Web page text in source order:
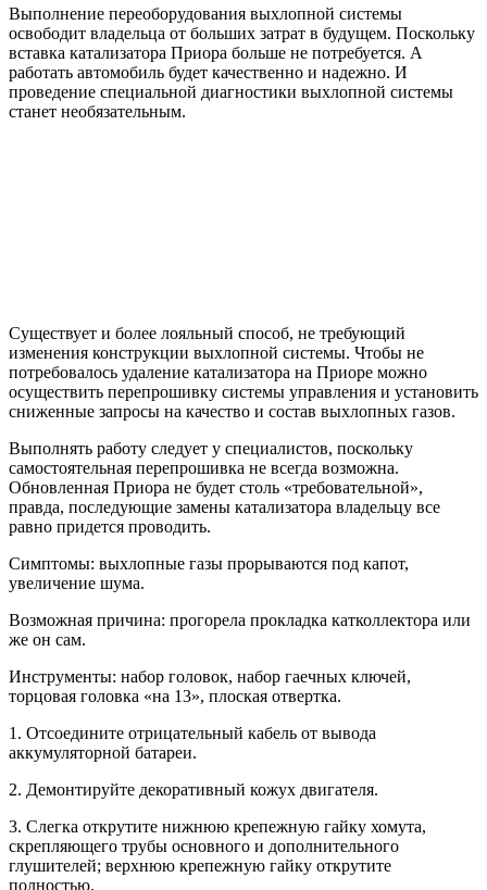
Выполнение переоборудования выхлопной системы
освободит владельца от больших затрат в будущем. Поскольку
вставка катализатора Приора больше не потребуется. А
работать автомобиль будет качественно и надежно. И
проведение специальной диагностики выхлопной системы
станет необязательным.
Существует и более лояльный способ, не требующий
изменения конструкции выхлопной системы. Чтобы не
потребовалось удаление катализатора на Приоре можно
осуществить перепрошивку системы управления и установить
сниженные запросы на качество и состав выхлопных газов.
Выполнять работу следует у специалистов, поскольку
самостоятельная перепрошивка не всегда возможна.
Обновленная Приора не будет столь «требовательной»,
правда, последующие замены катализатора владельцу все
равно придется проводить.
Симптомы: выхлопные газы прорываются под капот,
увеличение шума.
Возможная причина: прогорела прокладка катколлектора или
же он сам.
Инструменты: набор головок, набор гаечных ключей,
торцовая головка «на 13», плоская отвертка.
1. Отсоедините отрицательный кабель от вывода
аккумуляторной батареи.
2. Демонтируйте декоративный кожух двигателя.
3. Слегка открутите нижнюю крепежную гайку хомута,
скрепляющего трубы основного и дополнительного
глушителей; верхнюю крепежную гайку открутите
полностью.